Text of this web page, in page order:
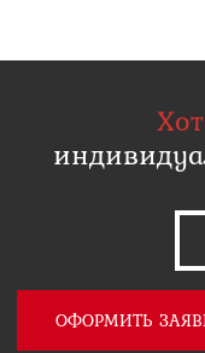
ОФОРМИТЬ